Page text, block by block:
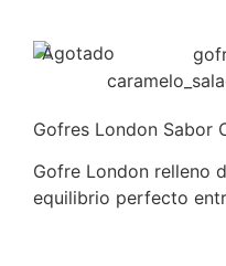
Agotado
Gofres London Sabor
Gofre London relleno
equilibrio perfecto